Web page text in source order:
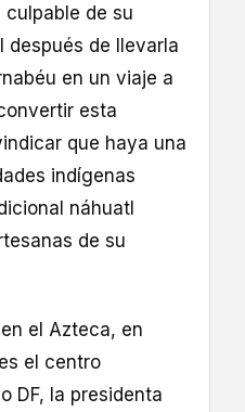
culpable de su
después de llevarla
en un viaje a
esta
que haya una
indígenas
náhuatl
de su
el Azteca, en
el centro
DF, la presidenta